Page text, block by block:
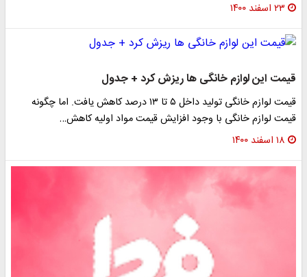
۲۳ اسفند ۱۴۰۰
قیمت این لوازم خانگی ها ریزش کرد + جدول
قیمت لوازم خانگی تولید داخل ۵ تا ۱۳ درصد کاهش یافت. اما چگونه
قیمت لوازم خانگی با وجود افزایش قیمت مواد اولیه کاهش…
۱۸ اسفند ۱۴۰۰